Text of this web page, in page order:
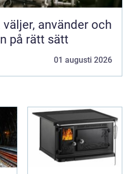
på rätt sätt
01 augusti 2026